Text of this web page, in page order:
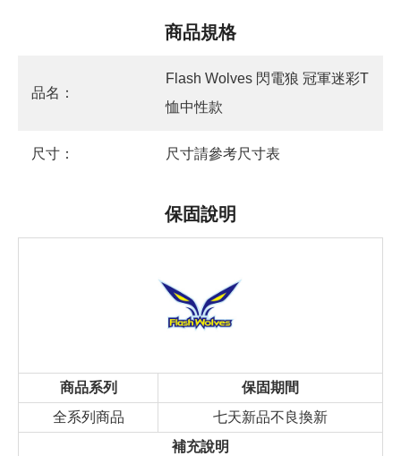
商品規格
品名：
Flash Wolves 閃電狼 冠軍迷彩T
恤中性款
尺寸： 尺寸請參考尺寸表
保固說明
商品系列
保固期間
全系列商品
七天新品不良換新
補充說明